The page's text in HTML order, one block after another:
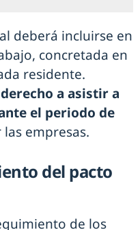
deberá incluirse en
concretada en
residente.
a asistir a
el periodo de
empresas.
del pacto
de los